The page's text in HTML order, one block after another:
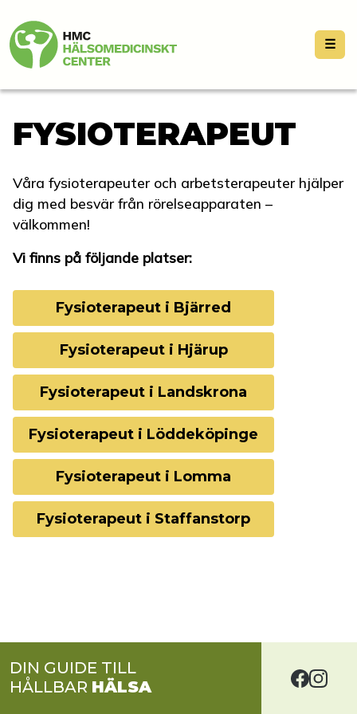
☰
FYSIOTERAPEUT
Våra fysioterapeuter och arbetsterapeuter hjälper
dig med besvär från rörelseapparaten –
välkommen!
Vi finns på följande platser:
Fysioterapeut i Bjärred
Fysioterapeut i Hjärup
Fysioterapeut i Landskrona
Fysioterapeut i Löddeköpinge
Fysioterapeut i Lomma
Fysioterapeut i Staffanstorp
DIN GUIDE TILL
HÅLLBAR HÄLSA